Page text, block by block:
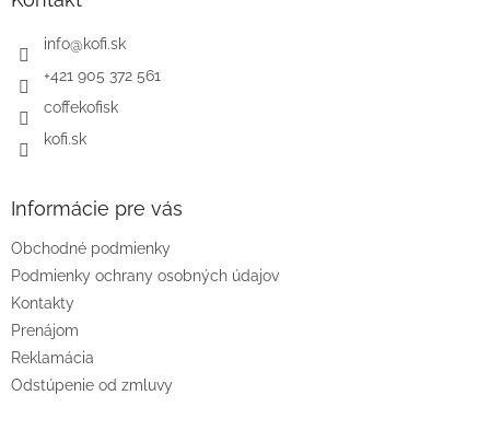
info@kofi.sk
+421 905 372 561
coffekofisk
kofi.sk
Informácie pre vás
Obchodné podmienky
Podmienky ochrany osobných údajov
Kontakty
Prenájom
Reklamácia
Odstúpenie od zmluvy